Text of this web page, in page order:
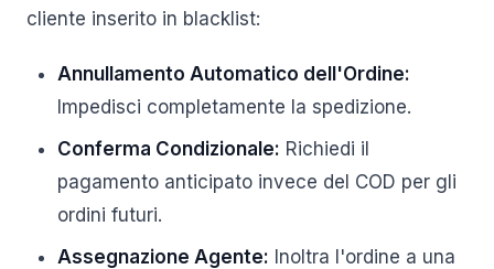
cliente inserito in blacklist:
Annullamento Automatico dell'Ordine:
Impedisci completamente la spedizione.
Conferma Condizionale: Richiedi il
pagamento anticipato invece del COD per gli
ordini futuri.
Assegnazione Agente: Inoltra l'ordine a una